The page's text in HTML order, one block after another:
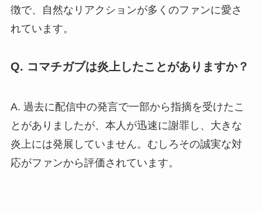
徴で、自然なリアクションが多くのファンに愛さ
れています。
Q. コマチガブは炎上したことがありますか？
A. 過去に配信中の発言で一部から指摘を受けたこ
とがありましたが、本人が迅速に謝罪し、大きな
炎上には発展していません。むしろその誠実な対
応がファンから評価されています。